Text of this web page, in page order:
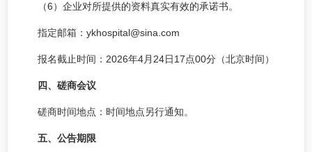
（6）企业对所提供的资料真实有效的承诺书。
指定邮箱：ykhospital@sina.com
报名截止时间：2026年4月24日17点00分（北京时间）
四、磋商会议
磋商时间地点 ：时间地点另行通知。
五、公告期限